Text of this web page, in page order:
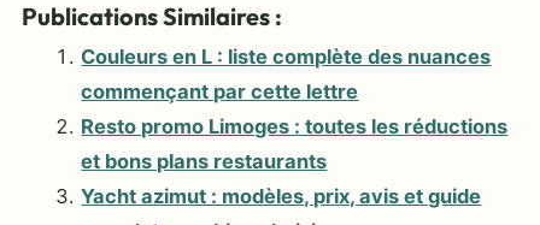
Publications Similaires :
Couleurs en L : liste complète des nuances
commençant par cette lettre
Resto promo Limoges : toutes les réductions
et bons plans restaurants
Yacht azimut : modèles, prix, avis et guide